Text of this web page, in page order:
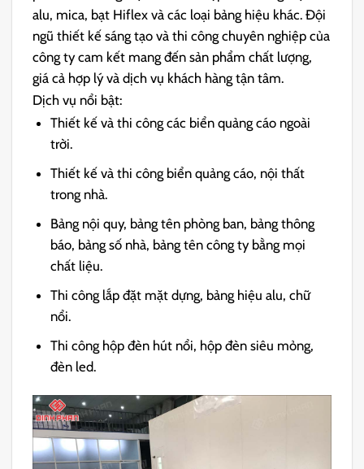
alu, mica, bạt Hiflex và các loại bảng hiệu khác. Đội
ngũ thiết kế sáng tạo và thi công chuyên nghiệp của
công ty cam kết mang đến sản phẩm chất lượng,
giá cả hợp lý và dịch vụ khách hàng tận tâm.
Dịch vụ nổi bật:
Thiết kế và thi công các biển quảng cáo ngoài
trời.
Thiết kế và thi công biển quảng cáo, nội thất
trong nhà.
Bảng nội quy, bảng tên phòng ban, bảng thông
báo, bảng số nhà, bảng tên công ty bằng mọi
chất liệu.
Thi công lắp đặt mặt dựng, bảng hiệu alu, chữ
nổi.
Thi công hộp đèn hút nổi, hộp đèn siêu mỏng,
đèn led.